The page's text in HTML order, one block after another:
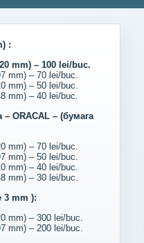
:
mm) – 100 lei/buc.
mm) – 70 lei/buc.
mm) – 50 lei/buc.
mm) – 40 lei/buc.
ORACAL – (бумага
mm) – 70 lei/buc.
mm) – 50 lei/buc.
mm) – 40 lei/buc.
mm) – 30 lei/buc.
3 mm ):
mm) – 300 lei/buc.
mm) – 200 lei/buc.